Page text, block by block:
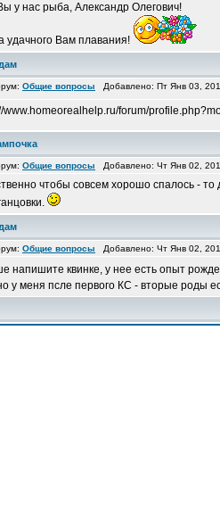
у нас рыба, Александр Олегович!
удачного Вам плавания!
Общие вопросы Добавлено: Пт Янв 03,
www.homeorealhelp.ru/forum/
Общие вопросы Добавлено: Чт Янв 02,
чтобы совсем хорошо спалось -
Общие вопросы Добавлено: Чт Янв 02,
напишите квинке, у нее есть опыт
у меня псле первого КС - вторые роды